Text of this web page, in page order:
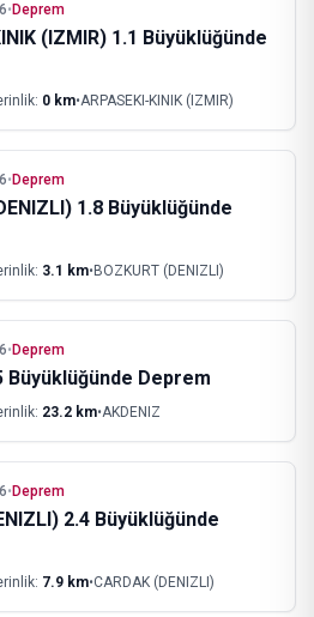
• Deprem
(IZMIR) 1.1 Büyüklüğünde
0 km•ARPASEKI-KINIK (IZMIR)
• Deprem
1.8 Büyüklüğünde
3.1 km•BOZKURT (DENIZLI)
• Deprem
Büyüklüğünde Deprem
23.2 km•AKDENIZ
• Deprem
2.4 Büyüklüğünde
7.9 km•CARDAK (DENIZLI)